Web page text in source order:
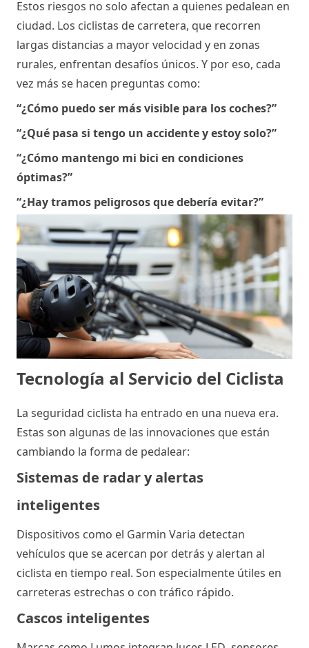
Estos riesgos no solo afectan a quienes pedalean en
ciudad. Los ciclistas de carretera, que recorren
largas distancias a mayor velocidad y en zonas
rurales, enfrentan desafíos únicos. Y por eso, cada
vez más se hacen preguntas como:
“¿Cómo puedo ser más visible para los coches?”
“¿Qué pasa si tengo un accidente y estoy solo?”
“¿Cómo mantengo mi bici en condiciones
óptimas?”
“¿Hay tramos peligrosos que debería evitar?”
Tecnología al Servicio del Ciclista
La seguridad ciclista ha entrado en una nueva era.
Estas son algunas de las innovaciones que están
cambiando la forma de pedalear:
Sistemas de radar y alertas
inteligentes
Dispositivos como el Garmin Varia detectan
vehículos que se acercan por detrás y alertan al
ciclista en tiempo real. Son especialmente útiles en
carreteras estrechas o con tráfico rápido.
Cascos inteligentes